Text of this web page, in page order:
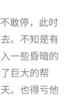
敢停，此时
。不知是有
一些昏暗的
巨大的帮
。也得亏他